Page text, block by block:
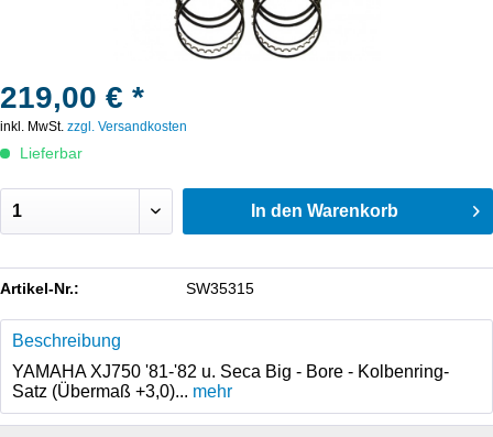
219,00 € *
inkl. MwSt. zzgl. Versandkosten
Lieferbar
In den Warenkorb
Artikel-Nr.: SW35315
Beschreibung
YAMAHA XJ750 '81-'82 u. Seca Big - Bore - Kolbenring-
Satz (Übermaß +3,0)... mehr